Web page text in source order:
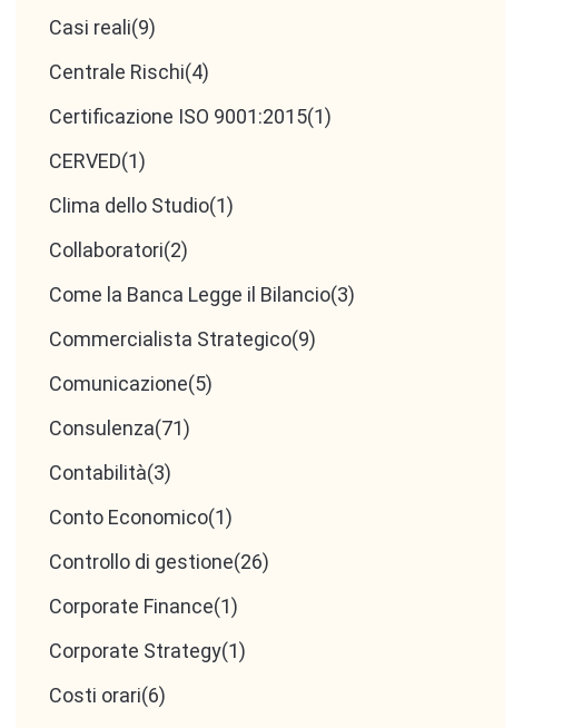
Casi reali(9)
Centrale Rischi(4)
Certificazione ISO 9001:2015(1)
CERVED(1)
Clima dello Studio(1)
Collaboratori(2)
Come la Banca Legge il Bilancio(3)
Commercialista Strategico(9)
Comunicazione(5)
Consulenza(71)
Contabilità(3)
Conto Economico(1)
Controllo di gestione(26)
Corporate Finance(1)
Corporate Strategy(1)
Costi orari(6)